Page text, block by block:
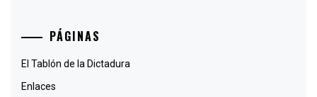
PÁGINAS
El Tablón de la Dictadura
Enlaces